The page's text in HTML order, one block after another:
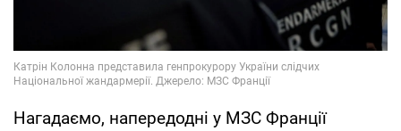
Нагадаємо, напередодні у МЗС Франції